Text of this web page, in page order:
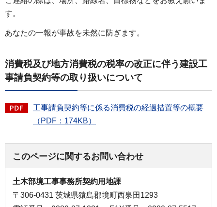
す。
あなたの一報が事故を未然に防ぎます。
消費税及び地方消費税の税率の改正に伴う建設工
事請負契約等の取り扱いについて
工事請負契約等に係る消費税の経過措置等の概要
（PDF：174KB）
このページに関するお問い合わせ
土木部境工事事務所契約用地課
〒306-0431 茨城県猿島郡境町西泉田1293